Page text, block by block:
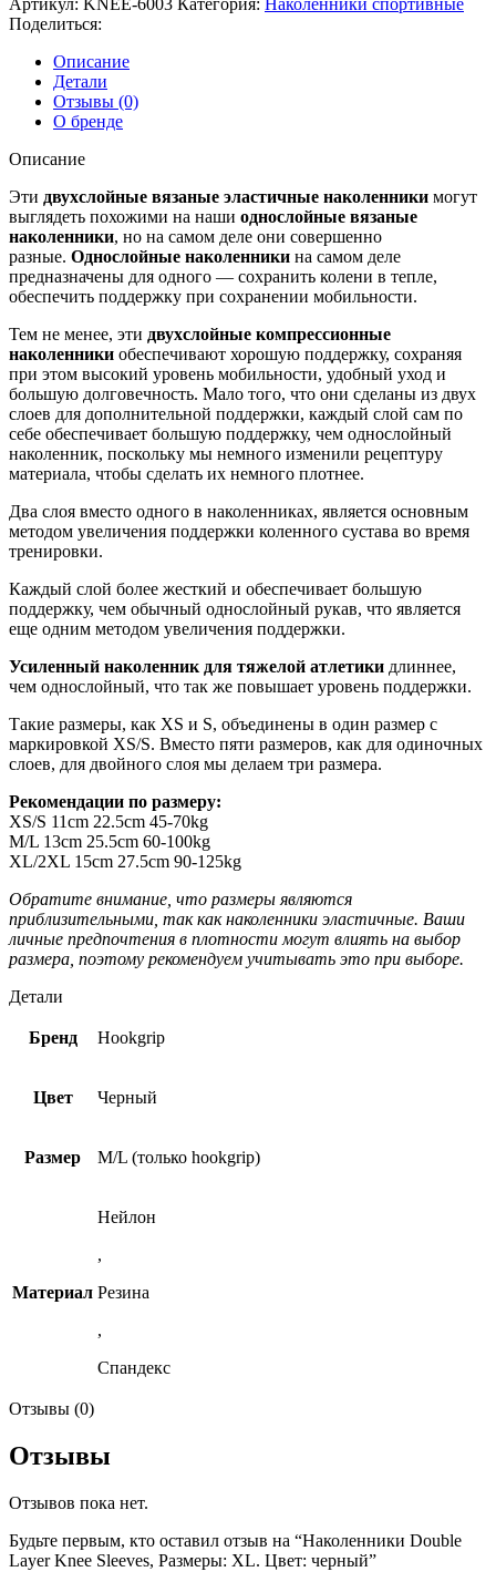
Поделиться:
Описание
Детали
Отзывы (0)
О бренде
Описание
Эти двухслойные вязаные эластичные наколенники могут
выглядеть похожими на наши однослойные вязаные
наколенники, но на самом деле они совершенно
разные. Однослойные наколенники на самом деле
предназначены для одного — сохранить колени в тепле,
обеспечить поддержку при сохранении мобильности.
Тем не менее, эти двухслойные компрессионные
наколенники обеспечивают хорошую поддержку, сохраняя
при этом высокий уровень мобильности, удобный уход и
большую долговечность. Мало того, что они сделаны из двух
слоев для дополнительной поддержки, каждый слой сам по
себе обеспечивает большую поддержку, чем однослойный
наколенник, поскольку мы немного изменили рецептуру
материала, чтобы сделать их немного плотнее.
Два слоя вместо одного в наколенниках, является основным
методом увеличения поддержки коленного сустава во время
тренировки.
Каждый слой более жесткий и обеспечивает большую
поддержку, чем обычный однослойный рукав, что является
еще одним методом увеличения поддержки.
Усиленный наколенник для тяжелой атлетики длиннее,
чем однослойный, что так же повышает уровень поддержки.
Такие размеры, как XS и S, объединены в один размер с
маркировкой XS/S. Вместо пяти размеров, как для одиночных
слоев, для двойного слоя мы делаем три размера.
Рекомендации по размеру:
XS/S 11cm 22.5cm 45-70kg
M/L 13cm 25.5cm 60-100kg
XL/2XL 15cm 27.5cm 90-125kg
Обратите внимание, что размеры являются
приблизительными, так как наколенники эластичные. Ваши
личные предпочтения в плотности могут влиять на выбор
размера, поэтому рекомендуем учитывать это при выборе.
Детали
Бренд Hookgrip
Цвет Черный
Размер М/L (только hookgrip)
Материал
Нейлон
,
Резина
,
Спандекс
Отзывы (0)
Отзывы
Отзывов пока нет.
Будьте первым, кто оставил отзыв на “Наколенники Double
Layer Knee Sleeves, Размеры: XL. Цвет: черный”